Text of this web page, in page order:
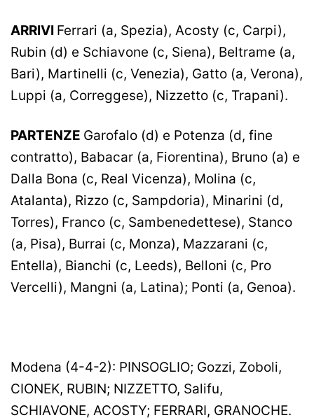
ARRIVI Ferrari (a, Spezia), Acosty (c, Carpi),
Rubin (d) e Schiavone (c, Siena), Beltrame (a,
Bari), Martinelli (c, Venezia), Gatto (a, Verona),
Luppi (a, Correggese), Nizzetto (c, Trapani).
PARTENZE Garofalo (d) e Potenza (d, fine
contratto), Babacar (a, Fiorentina), Bruno (a) e
Dalla Bona (c, Real Vicenza), Molina (c,
Atalanta), Rizzo (c, Sampdoria), Minarini (d,
Torres), Franco (c, Sambenedettese), Stanco
(a, Pisa), Burrai (c, Monza), Mazzarani (c,
Entella), Bianchi (c, Leeds), Belloni (c, Pro
Vercelli), Mangni (a, Latina); Ponti (a, Genoa).
Modena (4-4-2): PINSOGLIO; Gozzi, Zoboli,
CIONEK, RUBIN; NIZZETTO, Salifu,
SCHIAVONE, ACOSTY; FERRARI, GRANOCHE.